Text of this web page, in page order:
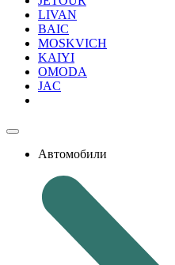
LIVAN
BAIC
MOSKVICH
KAIYI
OMODA
JAC
Автомобили